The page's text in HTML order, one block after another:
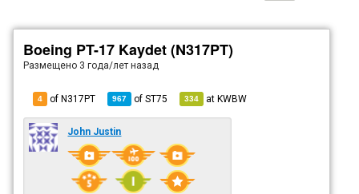
Boeing PT-17 Kaydet (N317PT)
Размещено 3 года/лет назад
4 of N317PT 967 ofST75 334 atKWBW
John Justin